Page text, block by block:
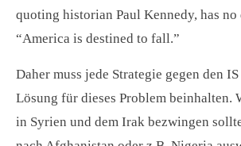
quoting historian Paul Kennedy, has
“America is destined to fall.”
Daher muss jede Strategie gegen den
Lösung für dieses Problem beinhalten.
in Syrien und dem Irak bezwingen